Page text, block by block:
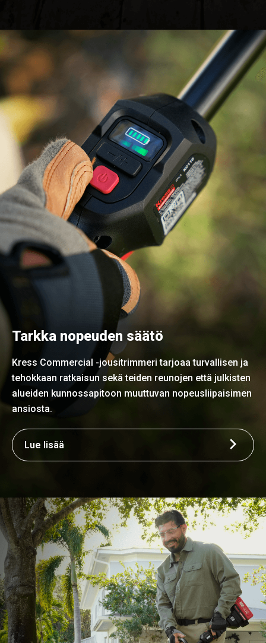
Tarkka nopeuden säätö
Kress Commercial -jousitrimmeri tarjoaa turvallisen ja
tehokkaan ratkaisun sekä teiden reunojen että julkisten
alueiden kunnossapitoon muuttuvan nopeusliipaisimen
ansiosta.
Lue lisää